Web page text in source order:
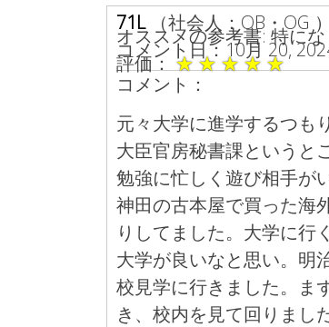
71L（社会人：OB・OG ）
オススメの参考書: 特にな
コメント日：10月 20,
評価： ★★ ★ ★ ★
コメント：
元々大学に進学するつも
大臣官房秘書課というと
勉強に忙しく遊び相手が
神田の古本屋で買った海
りしてました。大学に行
大学が良いなと思い。明
校見学に行きました。ま
き、校内を見て回りまし